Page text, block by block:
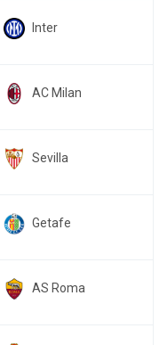
Inter
AC Milan
Sevilla
Getafe
AS Roma